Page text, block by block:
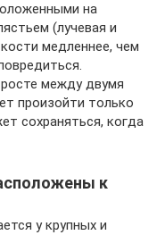
на
(лучевая и
медленнее, чем
между двумя
произойти только
сохраняться, когда
к
у крупных и